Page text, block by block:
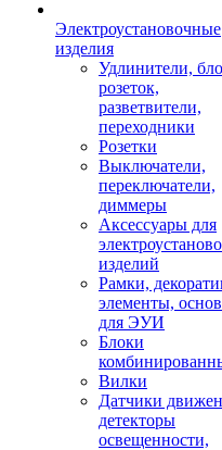
Электроустановочные
изделия
Удлинители,
розеток,
разветвители,
переходники
Розетки
Выключатели,
переключатели,
диммеры
Аксессуары для
изделий
Рамки,
элементы,
для ЭУИ
Блоки
Вилки
Датчики
детекторы
освещенности,